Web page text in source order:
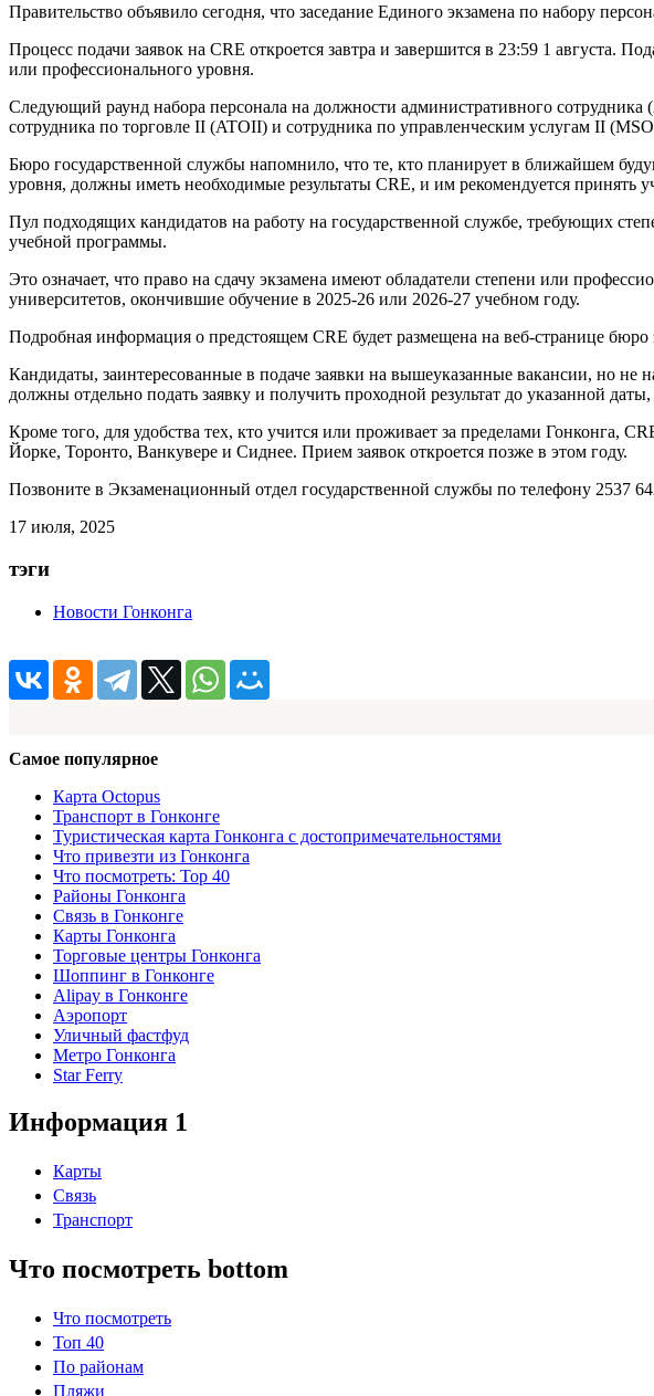
Правительство объявило сегодня, что заседание Единого экзамена по набору
Процесс подачи заявок на CRE откроется завтра и завершится в 23:59 1 августа.
или профессионального уровня.
Следующий раунд набора персонала на должности административного
сотрудника по торговле II (ATOII) и сотрудника по управленческим услугам II
Бюро государственной службы напомнило, что те, кто планирует в ближайшем
уровня, должны иметь необходимые результаты CRE, и им рекомендуется принять
Пул подходящих кандидатов на работу на государственной службе, требующих
учебной программы.
Это означает, что право на сдачу экзамена имеют обладатели степени или
университетов, окончившие обучение в 2025-26 или 2026-27 учебном году.
Подробная информация о предстоящем CRE будет размещена на веб-странице бюро
Кандидаты, заинтересованные в подаче заявки на вышеуказанные вакансии, но
должны отдельно подать заявку и получить проходной результат до указанной
Кроме того, для удобства тех, кто учится или проживает за пределами
Йорке, Торонто, Ванкувере и Сиднее. Прием заявок откроется позже в этом году.
Позвоните в Экзаменационный отдел государственной службы по телефону 2537
17 июля, 2025
тэги
Новости Гонконга
Самое популярное
Карта Octopus
Транспорт в Гонконге
Туристическая карта Гонконга с достопримечательностями
Что привезти из Гонконга
Что посмотреть: Top 40
Районы Гонконга
Связь в Гонконге
Карты Гонконга
Торговые центры Гонконга
Шоппинг в Гонконге
Alipay в Гонконге
Аэропорт
Уличный фастфуд
Метро Гонконга
Star Ferry
Информация 1
Карты
Связь
Транспорт
Что посмотреть bottom
Что посмотреть
Топ 40
По районам
Пляжи